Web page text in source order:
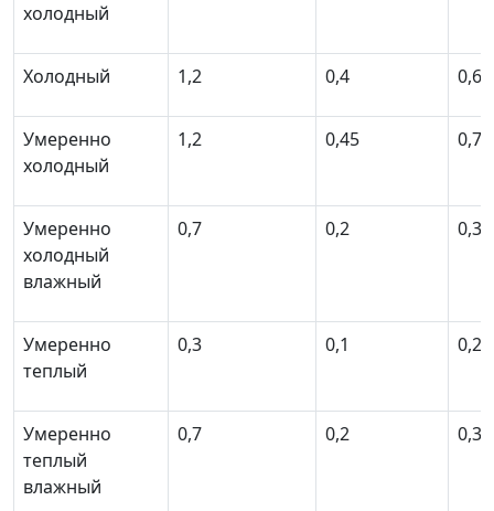
холодный
Холодный 1,2 0,4 0,6
Умеренно
холодный
1,2 0,45 0,7
Умеренно
холодный
влажный
0,7 0,2 0,35
Умеренно
теплый
0,3 0,1 0,2
Умеренно
теплый
влажный
0,7 0,2 0,35